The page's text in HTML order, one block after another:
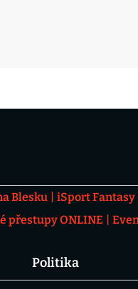
Blesku iSport Fantasy
přestupy ONLINE
Politika